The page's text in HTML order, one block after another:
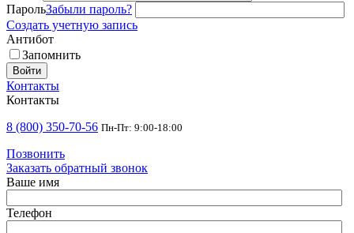
ПарольЗабыли пароль?
Создать учетную запись
Антибот
Запомнить
Войти
Контакты
Контакты
8 (800) 350-70-56 Пн-Пт: 9:00-18:00
Позвонить
Заказать обратный звонок
Ваше имя
Телефон